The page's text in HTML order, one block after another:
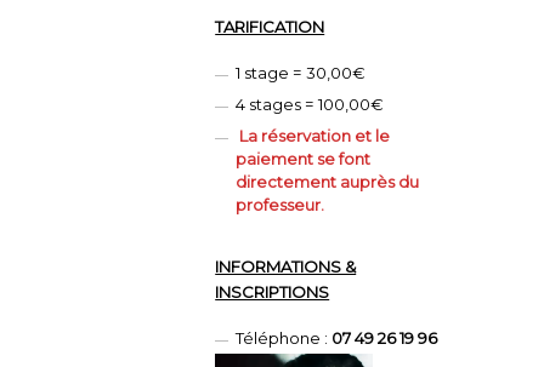
TARIFICATION
1 stage = 30,00€
4 stages = 100,00€
La réservation et le
paiement se font
directement auprès du
professeur.
INFORMATIONS &
INSCRIPTIONS
Téléphone : 07 49 26 19 96